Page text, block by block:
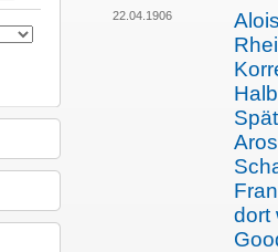
22.04.1906
dort